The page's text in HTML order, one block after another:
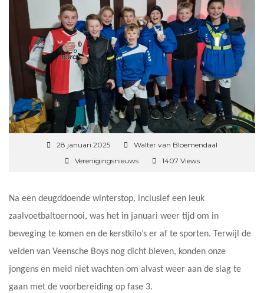
28 januari 2025
Walter van Bloemendaal
Verenigingsnieuws
1407 Views
Na een deugddoende winterstop, inclusief een leuk
zaalvoetbaltoernooi, was het in januari weer tijd om in
beweging te komen en de kerstkilo’s er af te sporten. Terwijl de
velden van Veensche Boys nog dicht bleven, konden onze
jongens en meid niet wachten om alvast weer aan de slag te
gaan met de voorbereiding op fase 3.